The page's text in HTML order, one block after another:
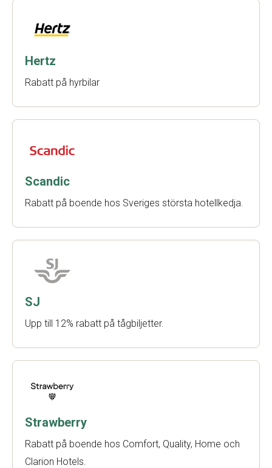
Hertz
Rabatt på hyrbilar
Scandic
Rabatt på boende hos Sveriges största hotellkedja.
SJ
Upp till 12% rabatt på tågbiljetter.
Strawberry
Rabatt på boende hos Comfort, Quality, Home och
Clarion Hotels.